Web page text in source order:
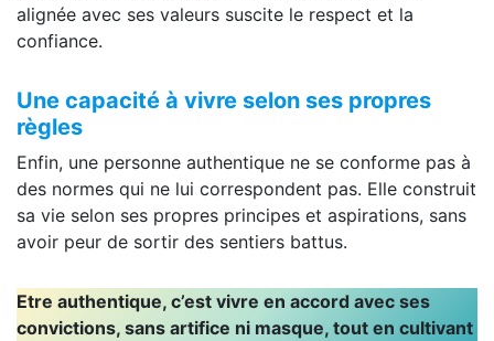
alignée avec ses valeurs suscite le respect et la
confiance.
Une capacité à vivre selon ses propres
règles
Enfin, une personne authentique ne se conforme pas à
des normes qui ne lui correspondent pas. Elle construit
sa vie selon ses propres principes et aspirations, sans
avoir peur de sortir des sentiers battus.
Etre authentique, c’est vivre en accord avec ses
convictions, sans artifice ni masque, tout en cultivant